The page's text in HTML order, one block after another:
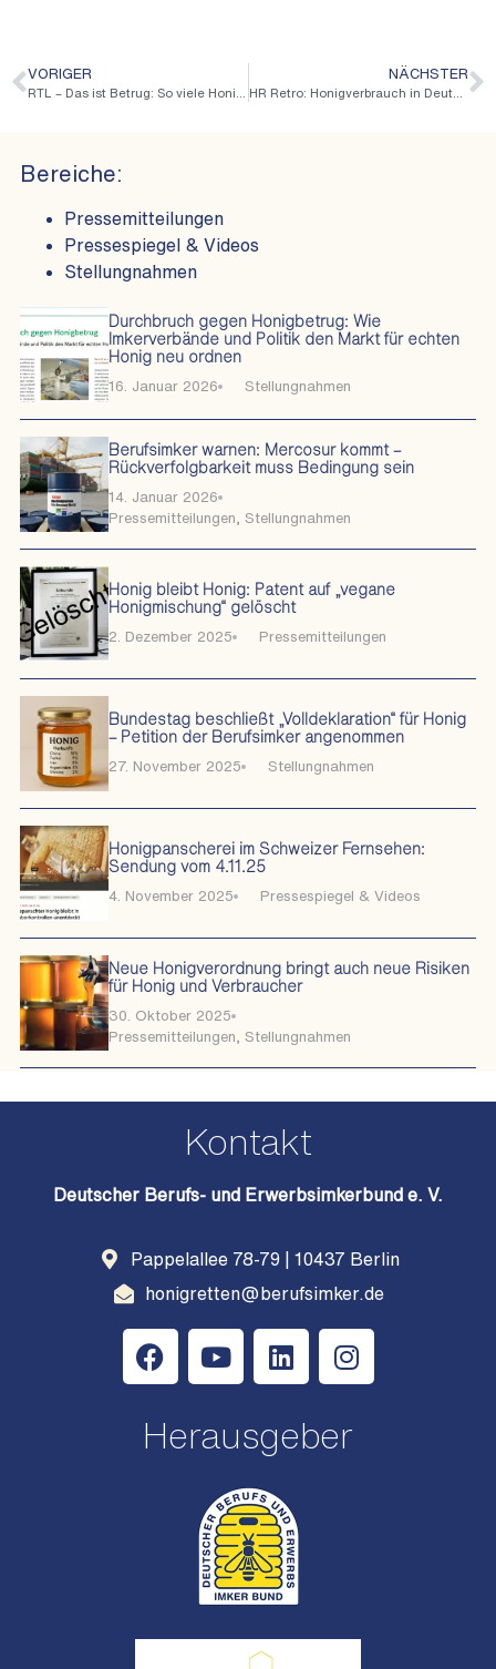
VORIGER NÄCHSTER
HR Retro: Honigverbrauch in Deutschland im Jahr 1965
Bereiche:
Pressemitteilungen
Pressespiegel & Videos
Stellungnahmen
Durchbruch gegen Honigbetrug: Wie
Imkerverbände und Politik den Markt für echten
Honig neu ordnen
16. Januar 2026 Stellungnahmen
Berufsimker warnen: Mercosur kommt –
Rückverfolgbarkeit muss Bedingung sein
14. Januar 2026
Pressemitteilungen
Stellungnahmen
Honig bleibt Honig: Patent auf „vegane
Honigmischung“ gelöscht
2. Dezember 2025 Pressemitteilungen
Bundestag beschließt „Volldeklaration“ für Honig
– Petition der Berufsimker angenommen
27. November 2025 Stellungnahmen
Honigpanscherei im Schweizer Fernsehen:
Sendung vom 4.11.25
4. November 2025 Pressespiegel & Videos
Neue Honigverordnung bringt auch neue Risiken
für Honig und Verbraucher
30. Oktober 2025
Pressemitteilungen
Stellungnahmen
Kontakt
Deutscher Berufs- und Erwerbsimkerbund e. V.
Pappelallee 78-79 | 10437 Berlin
honigretten@berufsimker.de
Herausgeber